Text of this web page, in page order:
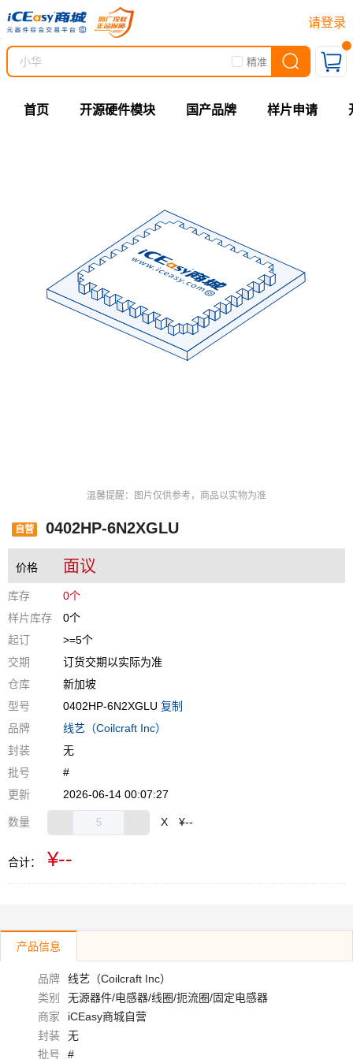
请登录
精准
首页 开源硬件模块 国产品牌 样片申请
温馨提醒：图片仅供参考，商品以实物为准
自营 0402HP-6N2XGLU
价格 面议
库存
0个
样片库存
0个
起订
>=5个
交期
订货交期以实际为准
仓库
新加坡
型号
0402HP-6N2XGLU 复制
品牌
线艺（Coilcraft Inc）
封装
无
批号
#
更新
2026-06-14 00:07:27
数量 X ¥--
合计： ¥--
产品信息
品牌
线艺（Coilcraft Inc）
类别
无源器件/电感器/线圈/扼流圈/固定电感器
商家
iCEasy商城自营
封装
无
批号
#